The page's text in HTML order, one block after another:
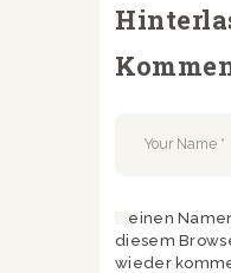
Meinen
diesem
wieder